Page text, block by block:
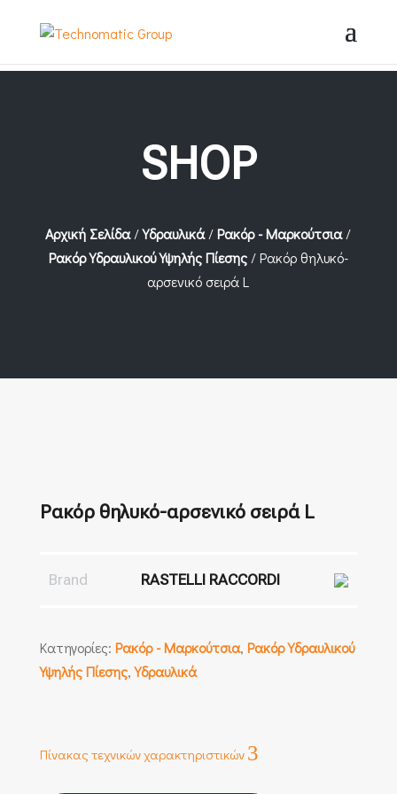
SHOP
Αρχική Σελίδα/Υδραυλικά/Ρακόρ - Μαρκούτσια/
Ρακόρ Υδραυλικού Υψηλής Πίεσης/ Ρακόρ θηλυκό-
αρσενικό σειρά L
Ρακόρ θηλυκό-αρσενικό σειρά L
Brand RASTELLI RACCORDI
Κατηγορίες: Ρακόρ - Μαρκούτσια, Ρακόρ Υδραυλικού
Υψηλής Πίεσης,Υδραυλικά
Πίνακας τεχνικών χαρακτηριστικών 3